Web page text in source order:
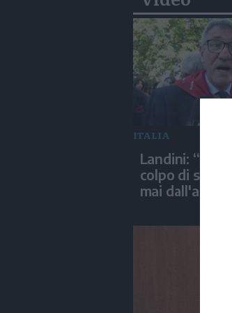
ITALIA
Landini:
colpo di sole,
mai dall'altra